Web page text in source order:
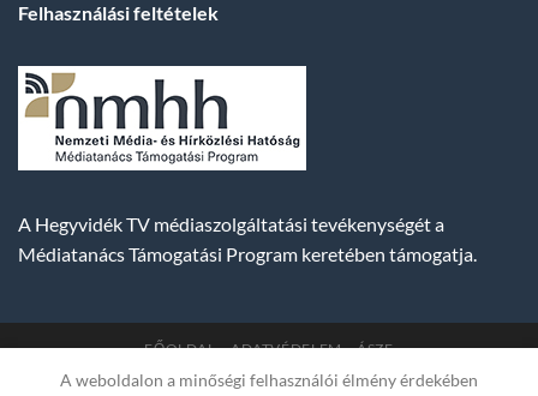
Felhasználási feltételek
A Hegyvidék TV médiaszolgáltatási tevékenységét a
Médiatanács Támogatási Program keretében támogatja.
FŐOLDAL ADATVÉDELEM ÁSZF
Copyright 2007-2026 © BUDA TV | Hegyvidék Média
A weboldalon a minőségi felhasználói élmény érdekében